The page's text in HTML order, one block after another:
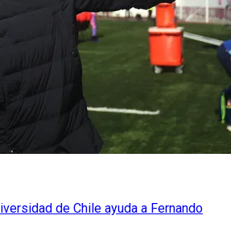
de Chile ayuda a Fernando